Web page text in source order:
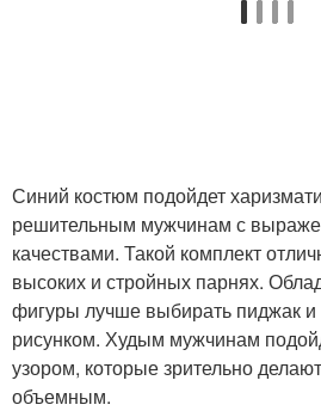
Синий костюм подойдет
решительным мужчинам с
качествами. Такой комплект
высоких и стройных парнях.
фигуры лучше выбирать пиджак
рисунком. Худым мужчинам
узором, которые зрительно
объемным.